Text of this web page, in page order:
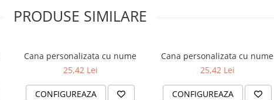
PRODUSE SIMILARE
Cana personalizata cu nume
25,42 Lei
CONFIGUREAZA
Cana personalizata cu nume
25,42 Lei
CONFIGUREAZA